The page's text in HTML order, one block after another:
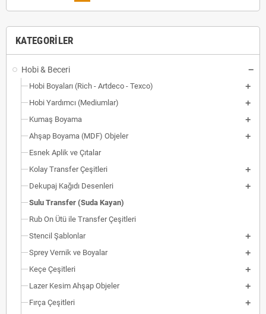
KATEGORILER
Hobi & Beceri
Hobi Boyaları (Rich - Artdeco - Texco)
Hobi Yardımcı (Mediumlar)
Kumaş Boyama
Ahşap Boyama (MDF) Objeler
Esnek Aplik ve Çıtalar
Kolay Transfer Çeşitleri
Dekupaj Kağıdı Desenleri
Sulu Transfer (Suda Kayan)
Rub On Ütü ile Transfer Çeşitleri
Stencil Şablonlar
Sprey Vernik ve Boyalar
Keçe Çeşitleri
Lazer Kesim Ahşap Objeler
Fırça Çeşitleri